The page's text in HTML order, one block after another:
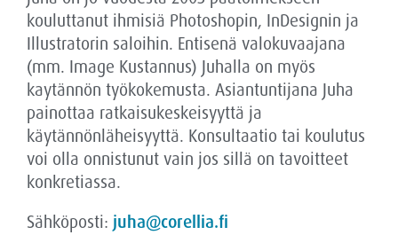
kouluttanut ihmisiä Photoshopin, InDesignin ja
Illustratorin saloihin. Entisenä valokuvaajana
(mm. Image Kustannus) Juhalla on myös
kaytännön työkokemusta. Asiantuntijana Juha
painottaa ratkaisukeskeisyyttä ja
käytännönläheisyyttä. Konsultaatio tai koulutus
voi olla onnistunut vain jos sillä on tavoitteet
konkretiassa.
Sähköposti: juha@corellia.fi